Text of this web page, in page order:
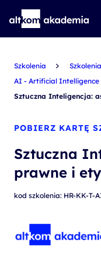
Szkolenia Szkolenia
AI - Artificial Intelligence
Sztuczna Inteligencja:
POBIERZ KARTĘ
Sztuczna
prawne i
kod szkolenia: HR-KK-T-